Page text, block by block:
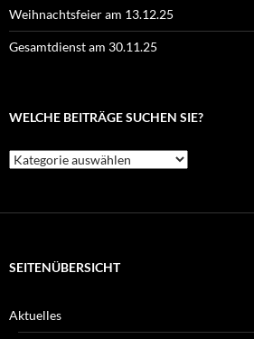
Weihnachtsfeier am 13.12.25
Gesamtdienst am 30.11.25
WELCHE BEITRÄGE SUCHEN SIE?
Welche
Beiträge
SEITENÜBERSICHT
Aktuelles